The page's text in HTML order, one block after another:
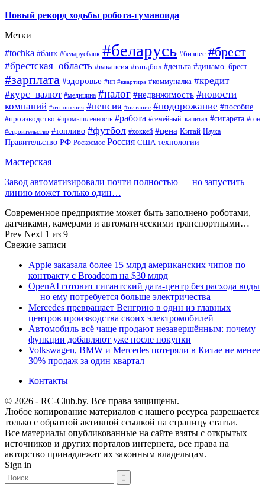
Новый рекорд ходьбы робота-гуманоида
Метки
#tochka #банк #беларусбанк #беларусь #бизнес #брест
#брестская_область #вакансия #гандбол #деньга #динамо_брест
#зарплата #здоровье #ип #квартира #коммуналка #кредит
#курс_валют #медицина #налог #недвижимость #новости
компаний #отношения #пенсия #питание #подорожание #пособие
#производство #промышленность #работа #семейный_капитал #сигарета #сон
#строительство #топливо #футбол #хоккей #цена Китай Наука
Правительство РФ Роскосмос Россия США технологии
Мастерская
Завод автоматизировали почти полностью — но запустить
линию может только один…
Современное предприятие может быть заполнено роботами,
датчиками, камерами и автоматическими транспортными…
Prev Next 1 из 9
Свежие записи
Apple заказала более 15 млрд американских чипов по
контракту с Broadcom на $30 млрд
OpenAI готовит гигантский дата-центр без расхода воды
— но ему потребуется больше электричества
Mercedes превращает Венгрию в один из главных
центров производства своих электромобилей
Автомобиль всё чаще продают незавершённым: почему
функции добавляют уже после покупки
Volkswagen, BMW и Mercedes потеряли в Китае не менее
30% продаж за один квартал
Контакты
© 2026 - RC-Club.by. Все права защищены.
Любое копирование материалов с нашего ресурса разрешается
только с обратной активной ссылкой на страницу статьи.
Все материалы опубликованные на сайте взяты с открытых
источников и других порталов интернета, все права на
авторство принадлежат их законным владельцам.
Sign in